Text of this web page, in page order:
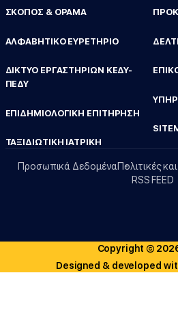
ΣΚΟΠΟΣ & ΟΡΑΜΑ
ΑΛΦΑΒΗΤΙΚΟ ΕΥΡΕΤΗΡΙΟ
ΔΙΚΤΥΟ ΕΡΓΑΣΤΗΡΙΩΝ ΚΕΔΥ-
ΠΕΔΥ
ΕΠΙΔΗΜΙΟΛΟΓΙΚΗ ΕΠΙΤΗΡΗΣΗ
ΤΑΞΙΔΙΩΤΙΚΗ ΙΑΤΡΙΚΗ
Προσωπικά ΔεδομέναΠολιτικές
RSS FEED
Copyright ©
Designed & developed